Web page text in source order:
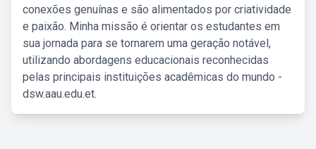
conexões genuínas e são alimentados por criatividade
e paixão. Minha missão é orientar os estudantes em
sua jornada para se tornarem uma geração notável,
utilizando abordagens educacionais reconhecidas
pelas principais instituições acadêmicas do mundo -
dsw.aau.edu.et.